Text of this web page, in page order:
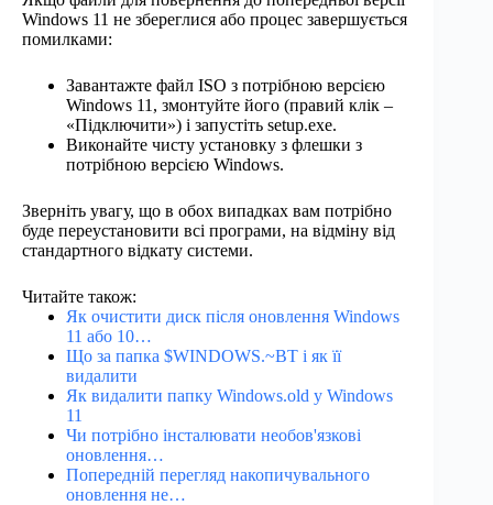
Windows 11 не збереглися або процес завершується
помилками:
Завантажте файл ISO з потрібною версією
Windows 11, змонтуйте його (правий клік –
«Підключити») і запустіть setup.exe.
Виконайте чисту установку з флешки з
потрібною версією Windows.
Зверніть увагу, що в обох випадках вам потрібно
буде переустановити всі програми, на відміну від
стандартного відкату системи.
Читайте також:
Як очистити диск після оновлення Windows
11 або 10…
Що за папка $WINDOWS.~BT і як її
видалити
Як видалити папку Windows.old у Windows
11
Чи потрібно інсталювати необов'язкові
оновлення…
Попередній перегляд накопичувального
оновлення не…